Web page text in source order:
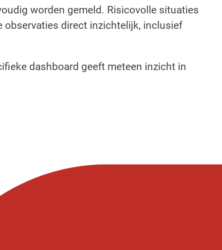
worden gemeld. Risicovolle situaties
direct inzichtelijk, inclusief
dashboard geeft meteen inzicht in